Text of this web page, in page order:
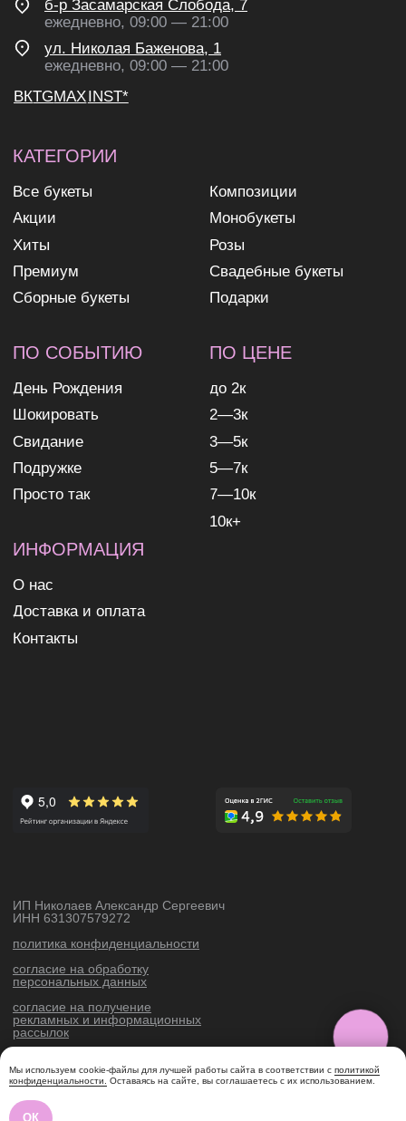
Мы используем cookie-файлы для лучшей работы сайта в соответствии с политикой
конфиденциальности. Оставаясь на сайте, вы соглашаетесь с их использованием.
ОК